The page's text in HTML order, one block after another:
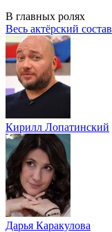
В главных ролях
Весь актёрский состав
Кирилл Лопатинский
Дарья Каракулова